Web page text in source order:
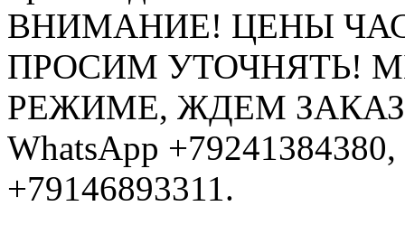
ВНИМАНИЕ! ЦЕНЫ
ПРОСИМ УТОЧНЯТЬ!
РЕЖИМЕ, ЖДЕМ ЗАКАЗЫ:
WhatsApp
+79146893311.